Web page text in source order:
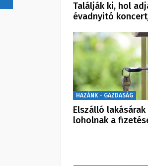
Találják ki, hol
évadnyitó
HAZÁNK - GAZDASÁG
Elszálló lakásárak
loholnak a